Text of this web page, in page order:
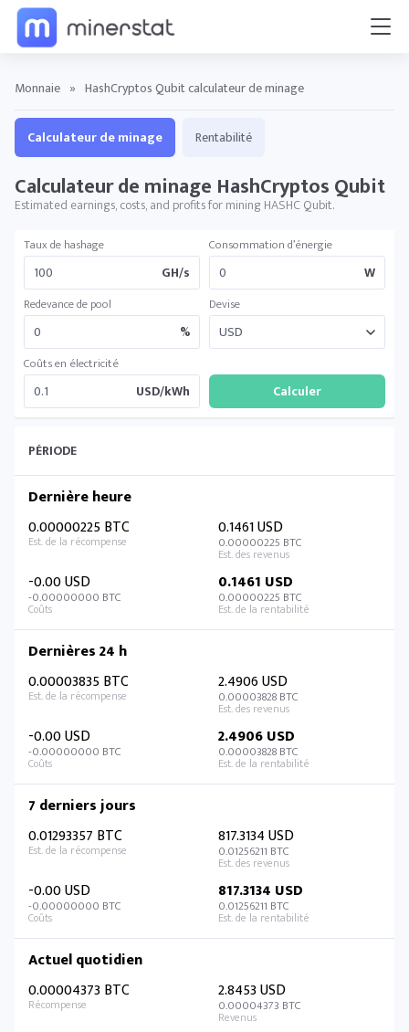
Monnaie » HashCryptos Qubit calculateur de minage
Calculateur de minage Rentabilité
Calculateur de minage HashCryptos Qubit
Estimated earnings, costs, and profits for mining HASHC Qubit.
Taux de hashage
GH/s
Consommation d’énergie
W
Redevance de pool
%
Devise
Coûts en électricité
USD/kWh
PÉRIODE
Dernière heure
0.00000225 BTC
0.1461 USD
0.00000225 BTC
-0.00 USD
-0.00000000 BTC
0.1461 USD
0.00000225 BTC
Dernières 24 h
0.00003835 BTC
2.4906 USD
0.00003828 BTC
-0.00 USD
-0.00000000 BTC
2.4906 USD
0.00003828 BTC
7 derniers jours
0.01293357 BTC
817.3134 USD
0.01256211 BTC
-0.00 USD
-0.00000000 BTC
817.3134 USD
0.01256211 BTC
Actuel quotidien
0.00004373 BTC
2.8453 USD
0.00004373 BTC